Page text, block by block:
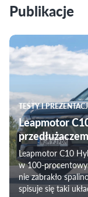
Publikacje
TESTY I
Leapmotor
Leapmotor C10
w 100-
nie zabrakło
spisuje się taki